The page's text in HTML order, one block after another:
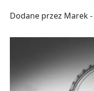
Dodane przez Marek-